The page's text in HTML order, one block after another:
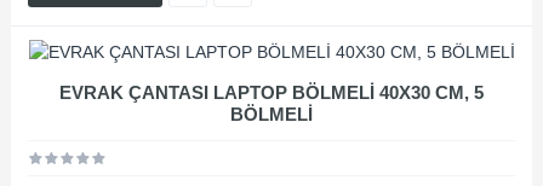
EVRAK ÇANTASI LAPTOP BÖLMELİ 40X30 CM, 5
BÖLMELİ